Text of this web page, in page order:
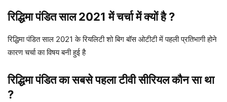
रिद्ध‍िमा पंडित साल 2021 में चर्चा में क्यों है ?
रिद्ध‍िमा पंडित साल 2021 के रियलिटी शो बिग बॉस ओटीटी में पहली प्रतिभागी होने
कारण चर्चा का विषय बनी हुई है
रिद्ध‍िमा पंडित का सबसे पहला टीवी सीरियल कौन सा था
?